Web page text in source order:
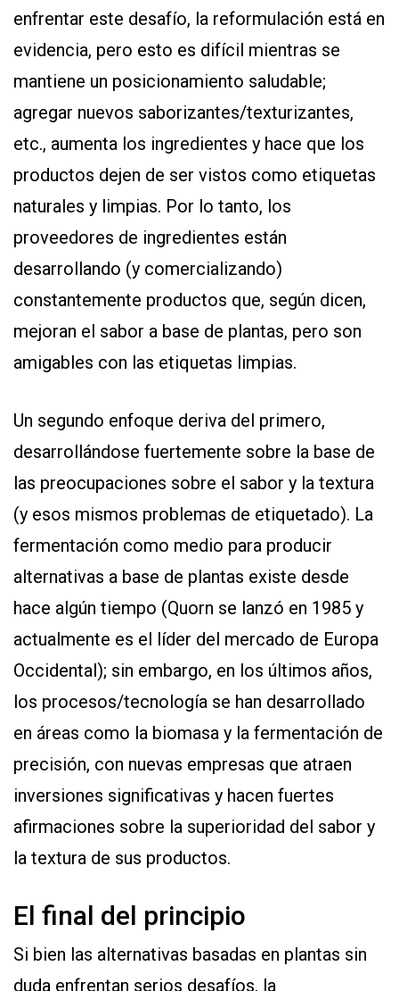
enfrentar este desafío, la reformulación está en
evidencia, pero esto es difícil mientras se
mantiene un posicionamiento saludable;
agregar nuevos saborizantes/texturizantes,
etc., aumenta los ingredientes y hace que los
productos dejen de ser vistos como etiquetas
naturales y limpias. Por lo tanto, los
proveedores de ingredientes están
desarrollando (y comercializando)
constantemente productos que, según dicen,
mejoran el sabor a base de plantas, pero son
amigables con las etiquetas limpias.
Un segundo enfoque deriva del primero,
desarrollándose fuertemente sobre la base de
las preocupaciones sobre el sabor y la textura
(y esos mismos problemas de etiquetado). La
fermentación como medio para producir
alternativas a base de plantas existe desde
hace algún tiempo (Quorn se lanzó en 1985 y
actualmente es el líder del mercado de Europa
Occidental); sin embargo, en los últimos años,
los procesos/tecnología se han desarrollado
en áreas como la biomasa y la fermentación de
precisión, con nuevas empresas que atraen
inversiones significativas y hacen fuertes
afirmaciones sobre la superioridad del sabor y
la textura de sus productos.
El final del principio
Si bien las alternativas basadas en plantas sin
duda enfrentan serios desafíos, la